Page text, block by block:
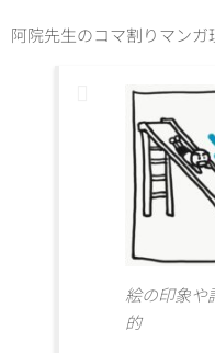
阿院先生のコマ割りマンガ
絵の印象や
的